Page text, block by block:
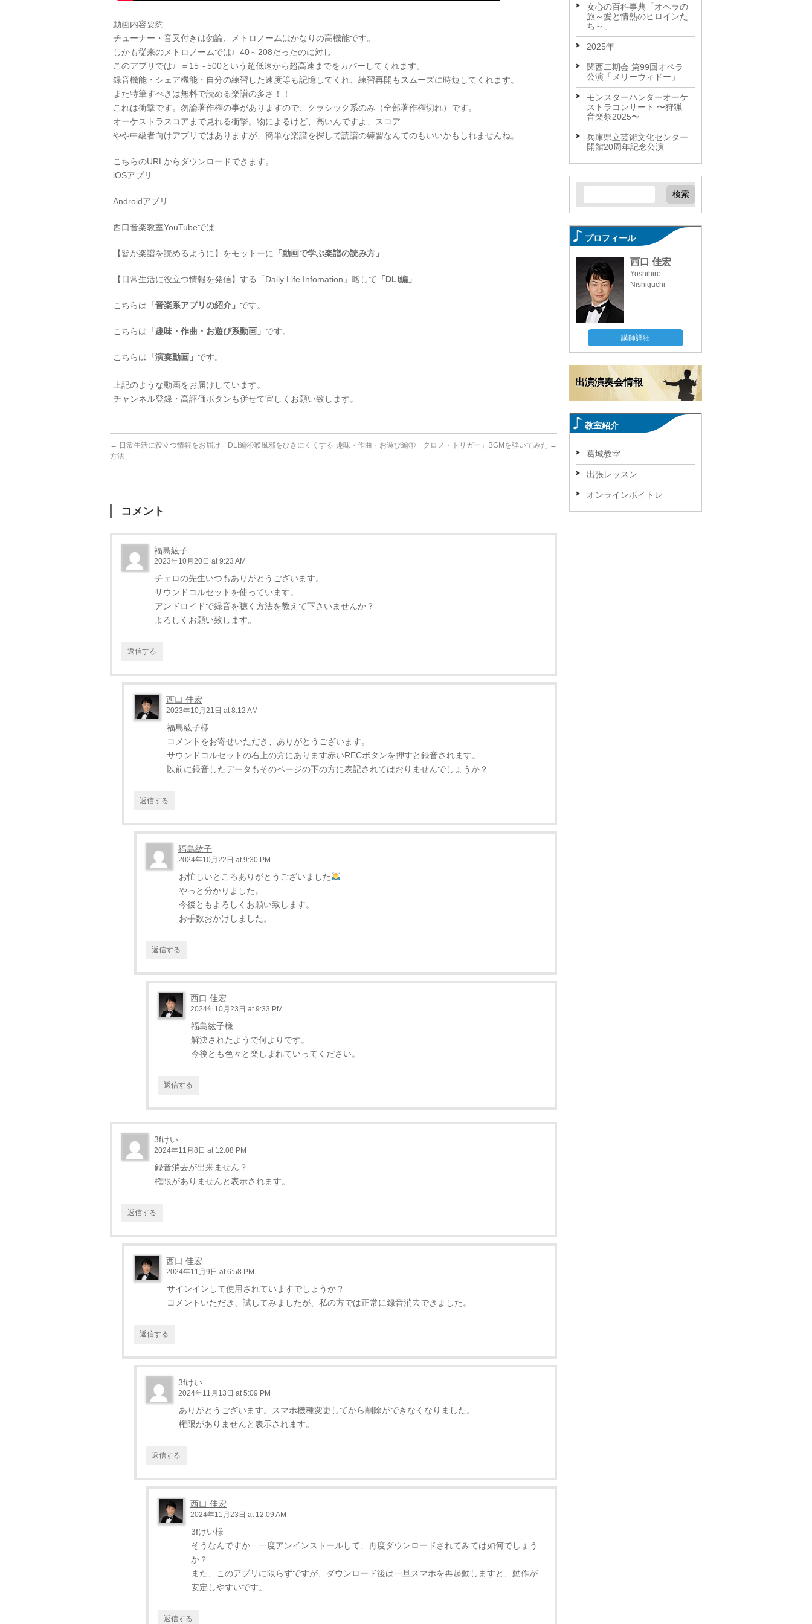
動画内容要約
チューナー・音叉付きは勿論、メトロノームはかなりの高機能です。
しかも従来のメトロノームでは♩40～208だったのに対し
このアプリでは♩＝15～500という超低速から超高速までをカバーしてくれます。
録音機能・シェア機能・自分の練習した速度等も記憶してくれ、練習再開もスムーズに時短してくれます。
また特筆すべきは無料で読める楽譜の多さ！！
これは衝撃です。勿論著作権の事がありますので、クラシック系のみ（全部著作権切れ）です。
オーケストラスコアまで見れる衝撃。物によるけど、高いんですよ、スコア…
やや中級者向けアプリではありますが、簡単な楽譜を探して読譜の練習なんてのもいいかもしれませんね。
こちらのURLからダウンロードできます。
iOSアプリ
Androidアプリ
西口音楽教室YouTubeでは⠀
【皆が楽譜を読めるように】をモットーに 「動画で学ぶ楽譜の読み方」
【日常生活に役立つ情報を発信】する「Daily Life Infomation」略して 「DLI編」
こちらは 「音楽系アプリの紹介」 です。
こちらは 「趣味・作曲・お遊び系動画」 です。
こちらは 「演奏動画」 です。
上記のような動画をお届けしています。⠀
チャンネル登録・高評価ボタンも併せて宜しくお願い致します。
← 日常生活に役立つ情報をお届け「DLI編④喉風邪をひきにくくする
方法」
趣味・作曲・お遊び編①「クロノ・トリガー」BGMを弾いてみた →
コメント
福島紘子
2023年10月20日 at 9:23 AM
チェロの先生いつもありがとうございます。
サウンドコルセットを使っています。
アンドロイドで録音を聴く方法を教えて下さいませんか？
よろしくお願い致します。
返信する
西口 佳宏
2023年10月21日 at 8:12 AM
福島紘子様
コメントをお寄せいただき、ありがとうございます。
サウンドコルセットの右上の方にあります赤いRECボタンを押すと録音されます。
以前に録音したデータもそのページの下の方に表記されてはおりませんでしょうか？
返信する
福島紘子
2024年10月22日 at 9:30 PM
お忙しいところありがとうございました
やっと分かりました。
今後ともよろしくお願い致します。
お手数おかけしました。
返信する
西口 佳宏
2024年10月23日 at 9:33 PM
福島紘子様
解決されたようで何よりです。
今後とも色々と楽しまれていってください。
返信する
3fけい
2024年11月8日 at 12:08 PM
録音消去が出来ません？
権限がありませんと表示されます。
返信する
西口 佳宏
2024年11月9日 at 6:58 PM
サインインして使用されていますでしょうか？
コメントいただき、試してみましたが、私の方では正常に録音消去できました。
返信する
3fけい
2024年11月13日 at 5:09 PM
ありがとうございます。スマホ機種変更してから削除ができなくなりました。
権限がありませんと表示されます。
返信する
西口 佳宏
2024年11月23日 at 12:09 AM
3fけい様
そうなんですか…一度アンインストールして、再度ダウンロードされてみては如何でしょう
か？
また、このアプリに限らずですが、ダウンロード後は一旦スマホを再起動しますと、動作が
安定しやすいです。
返信する
女心の百科事典「オペラの
旅～愛と情熱のヒロインた
ち～」
2025年
関西二期会 第99回オペラ
公演「メリーウィドー」
モンスターハンターオーケ
ストラコンサート 〜狩猟
音楽祭2025〜
兵庫県立芸術文化センター
開館20周年記念公演
プロフィール
西口 佳宏
Yoshihiro
Nishiguchi
講師詳細
出演演奏会情報
教室紹介
葛城教室
出張レッスン
オンラインボイトレ